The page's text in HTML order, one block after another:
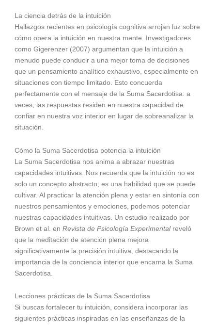
La ciencia detrás de la intuición
Hallazgos recientes en psicología cognitiva arrojan luz sobre
cómo opera la intuición en nuestra mente. Investigadores
como Gigerenzer (2007) argumentan que la intuición a
menudo puede conducir a una mejor toma de decisiones
que un pensamiento analítico exhaustivo, especialmente en
situaciones con tiempo limitado. Esto concuerda
perfectamente con el mensaje de la Suma Sacerdotisa: a
veces, las respuestas residen en nuestra capacidad de
confiar en nuestra voz interior en lugar de sobreanalizar la
situación.
Cómo la Suma Sacerdotisa potencia la intuición
La Suma Sacerdotisa nos anima a abrazar nuestras
capacidades intuitivas. Nos recuerda que la intuición no es
solo un concepto abstracto; es una habilidad que se puede
cultivar. Al practicar la atención plena y estar en sintonía con
nuestros pensamientos y emociones, podemos potenciar
nuestras capacidades intuitivas. Un estudio realizado por
Brown et al. en Revista de Psicología Experimentalreveló
que la meditación de atención plena mejora
significativamente la precisión intuitiva, destacando la
importancia de la conciencia interior que encarna la Suma
Sacerdotisa.
Lecciones prácticas de la Suma Sacerdotisa
Si buscas fortalecer tu intuición, considera incorporar las
siguientes prácticas inspiradas en las enseñanzas de la